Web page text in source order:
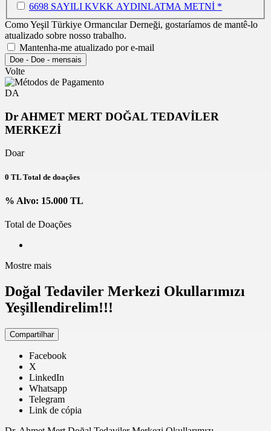
6698 SAYILI KVKK AYDINLATMA METNİ *
Como Yeşil Türkiye Ormancılar Derneği, gostaríamos de mantê-lo
atualizado sobre nosso trabalho.
Mantenha-me atualizado por e-mail
Doe - Doe - mensais
Volte
DA
Dr AHMET MERT DOĞAL TEDAVİLER
MERKEZİ
Doar
0 TL Total de doações
% Alvo: 15.000 TL
Total de Doações
Mostre mais
Doğal Tedaviler Merkezi Okullarımızı
Yeşillendirelim!!!
Compartilhar
Facebook
X
LinkedIn
Whatsapp
Telegram
Link de cópia